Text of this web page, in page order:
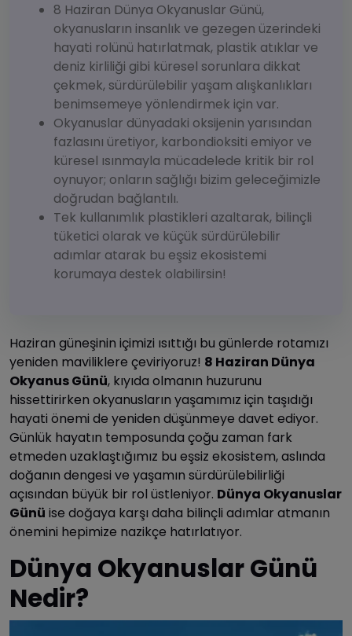
8 Haziran Dünya Okyanuslar Günü,
okyanusların insanlık ve gezegen üzerindeki
hayati rolünü hatırlatmak, plastik atıklar ve
deniz kirliliği gibi küresel sorunlara dikkat
çekmek, sürdürülebilir yaşam alışkanlıkları
benimsemeye yönlendirmek için var.
Okyanuslar dünyadaki oksijenin yarısından
fazlasını üretiyor, karbondioksiti emiyor ve
küresel ısınmayla mücadelede kritik bir rol
oynuyor; onların sağlığı bizim geleceğimizle
doğrudan bağlantılı.
Tek kullanımlık plastikleri azaltarak, bilinçli
tüketici olarak ve küçük sürdürülebilir
adımlar atarak bu eşsiz ekosistemi
korumaya destek olabilirsin!
Haziran güneşinin içimizi ısıttığı bu günlerde rotamızı
yeniden maviliklere çeviriyoruz! 8 Haziran Dünya
Okyanus Günü, kıyıda olmanın huzurunu
hissettirirken okyanusların yaşamımız için taşıdığı
hayati önemi de yeniden düşünmeye davet ediyor.
Günlük hayatın temposunda çoğu zaman fark
etmeden uzaklaştığımız bu eşsiz ekosistem, aslında
doğanın dengesi ve yaşamın sürdürülebilirliği
açısından büyük bir rol üstleniyor. Dünya Okyanuslar
Günü ise doğaya karşı daha bilinçli adımlar atmanın
önemini hepimize nazikçe hatırlatıyor.
Dünya Okyanuslar Günü
Nedir?